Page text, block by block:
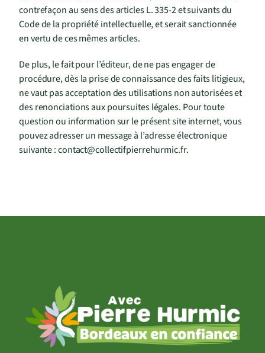
contrefaçon au sens des articles L. 335-2 et suivants du
Code de la propriété intellectuelle, et serait sanctionnée
en vertu de ces mêmes articles.
De plus, le fait pour l’éditeur, de ne pas engager de
procédure, dès la prise de connaissance des faits litigieux,
ne vaut pas acceptation des utilisations non autorisées et
des renonciations aux poursuites légales. Pour toute
question ou information sur le présent site internet, vous
pouvez adresser un message à l’adresse électronique
suivante : contact@collectifpierrehurmic.fr.